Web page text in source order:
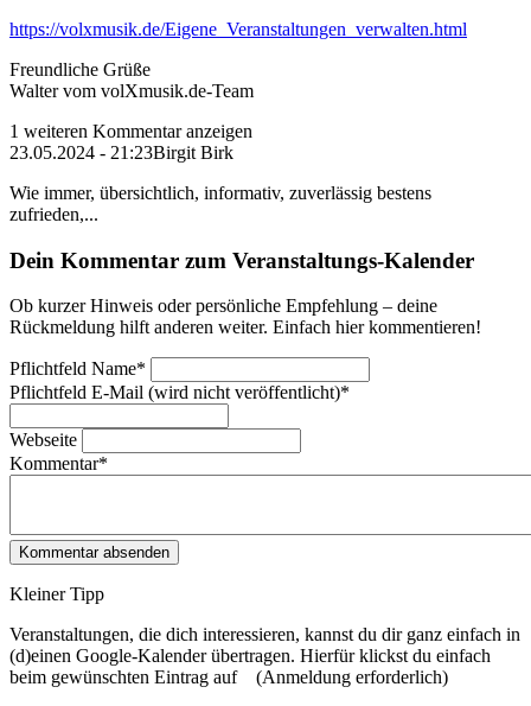
https://volxmusik.de/Eigene_Veranstaltungen_verwalten.html
Freundliche Grüße
Walter vom volXmusik.de-Team
1 weiteren Kommentar anzeigen
23.05.2024 - 21:23Birgit Birk
Wie immer, übersichtlich, informativ, zuverlässig bestens
zufrieden,...
Dein Kommentar zum Veranstaltungs-Kalender
Ob kurzer Hinweis oder persönliche Empfehlung – deine
Rückmeldung hilft anderen weiter. Einfach hier kommentieren!
Pflichtfeld Name*
Pflichtfeld E-Mail (wird nicht veröffentlicht)*
Webseite
Kommentar*
Kleiner Tipp
Veranstaltungen, die dich interessieren, kannst du dir ganz einfach in
(d)einen Google-Kalender übertragen. Hierfür klickst du einfach
beim gewünschten Eintrag auf
(Anmeldung erforderlich)